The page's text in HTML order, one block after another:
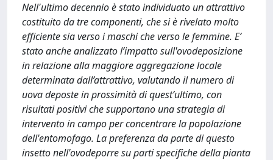
Nell'ultimo decennio è stato individuato un attrattivo
costituito da tre componenti, che si è rivelato molto
efficiente sia verso i maschi che verso le femmine. E’
stato anche analizzato l’impatto sull'ovodeposizione
in relazione alla maggiore aggregazione locale
determinata dall’attrattivo, valutando il numero di
uova deposte in prossimità di quest’ultimo, con
risultati positivi che supportano una strategia di
intervento in campo per concentrare la popolazione
dell'entomofago. La preferenza da parte di questo
insetto nell'ovodeporre su parti specifiche della pianta